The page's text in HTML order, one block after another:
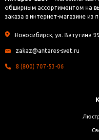
обширным ассортиментом на
заказа в интернет-магазине из
Новосибирск, ул. Ватутина
zakaz@antares-svet.ru
8 (800) 707-53-06